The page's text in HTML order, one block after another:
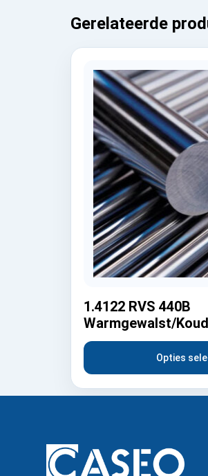
Gerelateerde
1.4122 RVS 440B
Warmgewalst/
Opties